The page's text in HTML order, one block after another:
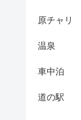
原チャリ
温泉
車中泊
道の駅